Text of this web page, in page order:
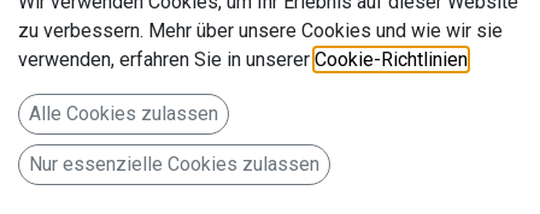
Custom, geteilte Bremsleuchte
Artikelnummer: A17644
zu verbessern. Mehr über unsere Cookies und wie wir sie
verwenden, erfahren Sie in unserer Cookie-Richtlinien
Alle Cookies zulassen
Nur essenzielle Cookies zulassen